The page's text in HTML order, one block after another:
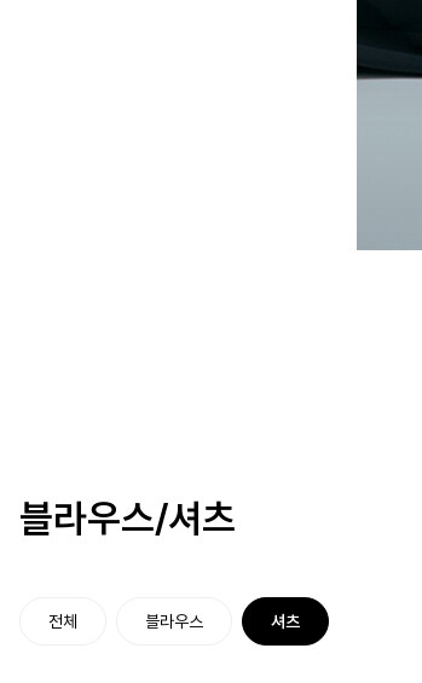
블라우스/셔츠
전체 블라우스 셔츠